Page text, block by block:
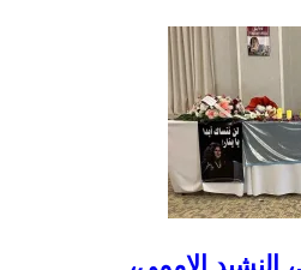
النشيد الاممي،